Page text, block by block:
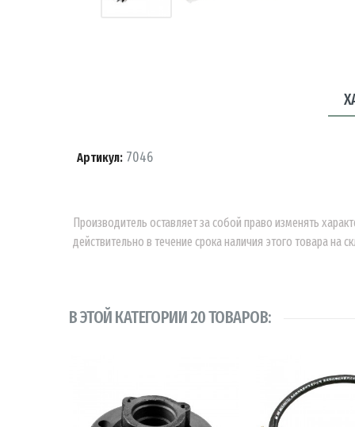
Артикул: 7046
Производитель оставляет за собой право изменять
действительно в течение срока наличия этого товара на
В ЭТОЙ КАТЕГОРИИ 20 ТОВАРОВ: